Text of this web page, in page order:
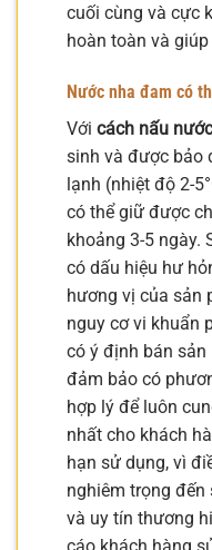
cuối cùng và cực
hoàn toàn và
Nước nha đam có
Với cách nấu
sinh và được bảo
lạnh (nhiệt độ 2-
có thể giữ được
khoảng 3-5 ngày.
có dấu hiệu hư
hương vị của sản
nguy cơ vi khuẩn
có ý định bán sản
đảm bảo có
hợp lý để luôn
nhất cho khách
hạn sử dụng, vì
nghiêm trọng
và uy tín thương
cáo khách hàng